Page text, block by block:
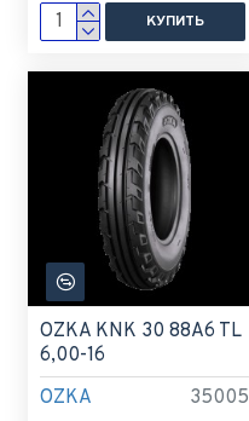
КУПИТЬ
OZKA 35005
OZKA KNK 30 88A6 TL
6,00-16